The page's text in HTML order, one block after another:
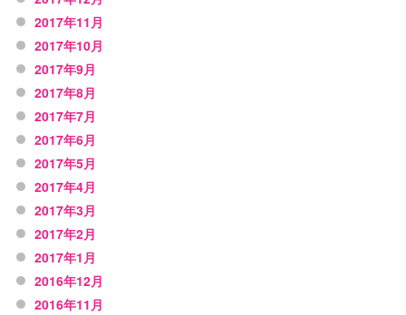
2017年11月
2017年10月
2017年9月
2017年8月
2017年7月
2017年6月
2017年5月
2017年4月
2017年3月
2017年2月
2017年1月
2016年12月
2016年11月